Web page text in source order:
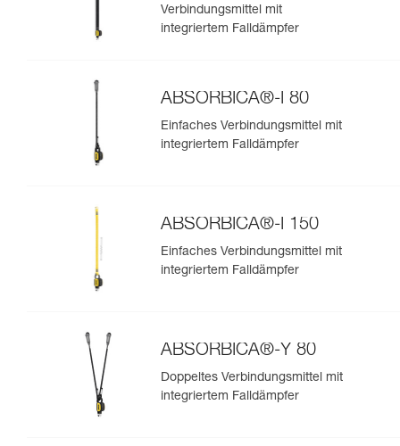
Verbindungsmittel mit
integriertem Falldämpfer
ABSORBICA®-I 80
Einfaches Verbindungsmittel mit
integriertem Falldämpfer
ABSORBICA®-I 150
Einfaches Verbindungsmittel mit
integriertem Falldämpfer
ABSORBICA®-Y 80
Doppeltes Verbindungsmittel mit
integriertem Falldämpfer